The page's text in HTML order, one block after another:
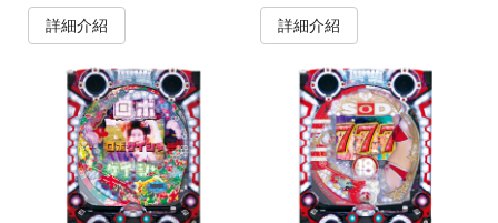
詳細介紹 詳細介紹